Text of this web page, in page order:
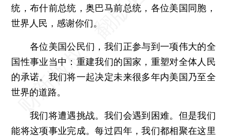
统，布什前总统，奥巴马前总统，各位美国同胞，
世界人民，感谢你们。
各位美国公民们，我们正参与到一项伟大的全
国性事业当中：重建我们的国家，重塑对全体人民
的承诺。我们将一起决定未来很多年内美国乃至全
世界的道路。
我们将遭遇挑战。我们会遇到困难。但是我们
能将这项事业完成。每过四年，我们都相聚在这里